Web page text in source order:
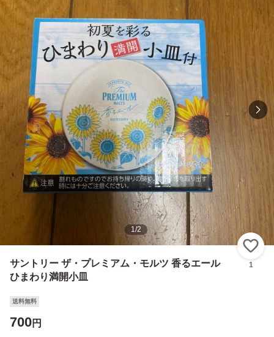
1/2
サントリー ザ・プレミアム・モルツ 香るエール
ひまわり満開小皿
1
送料無料
700円